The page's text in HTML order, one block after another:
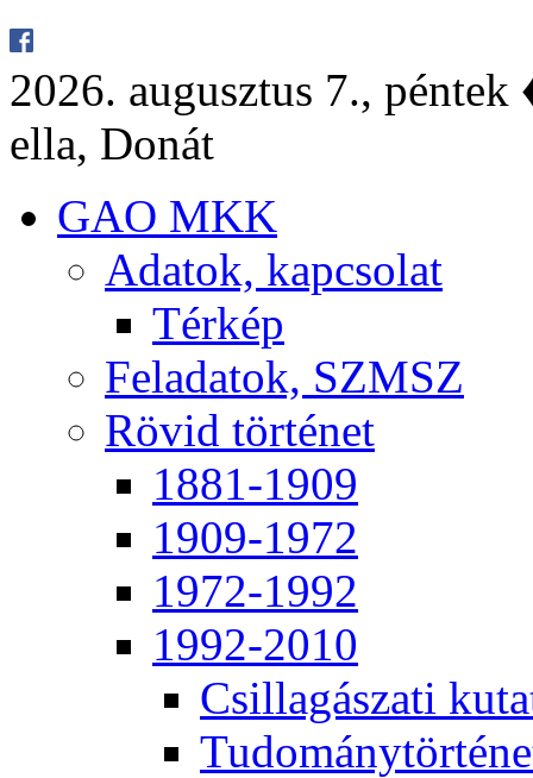
2026. au­gusz­tus 7.,
el­la, Do­nát
GAO MKK
Ada­tok, kap­cso­lat
Tér­kép
Fel­ada­tok, SZMSZ
Rö­vid tör­té­net
1881-1909
1909-1972
1972-1992
1992-2010
Csil­la­gá­sza­ti